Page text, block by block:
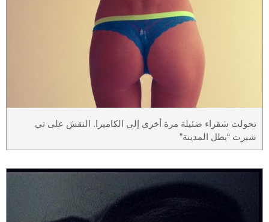
تحولت شقراء ضئيلة مرة أخرى إلى الكاميرا. النقش على تي
شيرت “بطل المدينة”